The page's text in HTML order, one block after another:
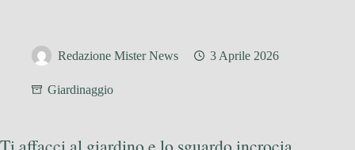
Redazione Mister News 3 Aprile 2026
Giardinaggio